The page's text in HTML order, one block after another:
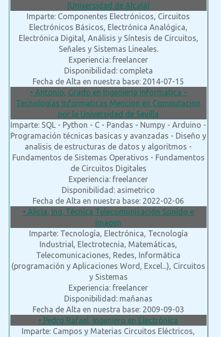
(Universidad de Alcalá)
Imparte: Componentes Electrónicos, Circuitos
Electrónicos Básicos, Electrónica Analógica,
Electrónica Digital, Análisis y Síntesis de Circuitos,
Señales y Sistemas Lineales.
Experiencia: freelancer
Disponibilidad: completa
Fecha de Alta en nuestra base: 2014-07-15
• Antonio, Grado en Ingenieria Informatica -
Tecnologias Informaticas Mencion en Computacion
por la Universidad de Sevilla
Imparte: SQL - Python - C - Pandas - Numpy - Arduino -
Programación técnicas basicas y avanzadas - Diseño y
analisis de estructuras de datos y algoritmos -
Fundamentos de Sistemas Operativos - Fundamentos
de Circuitos Digitales
Experiencia: freelancer
Disponibilidad: asimetrico
Fecha de Alta en nuestra base: 2022-02-06
• Alicia, Ing. Técnica Telecomunicación Sonido e
Imagen
Imparte: Tecnología, Electrónica, Tecnología
Industrial, Electrotecnia, Matemáticas,
Telecomunicaciones, Redes, Informática
(programación y Aplicaciones Word, Excel...), Circuitos
y Sistemas
Experiencia: freelancer
Disponibilidad: mañanas
Fecha de Alta en nuestra base: 2009-09-03
• Pedro Rafael, Ingeniero en Electrónica
Imparte: Campos y Materias Circuitos Eléctricos,